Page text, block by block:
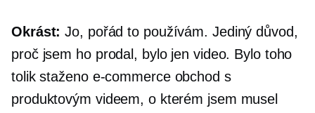
Okrást: Jo, pořád to používám. Jediný důvod,
proč jsem ho prodal, bylo jen video. Bylo toho
tolik staženo e-commerceobchod s
produktovým videem, o kterém jsem musel